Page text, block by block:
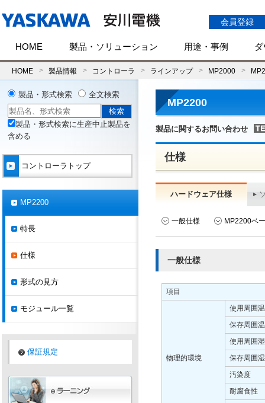
会員登録
HOME 製品・ソリューション 用途・事例
HOME 製品情報 コントローラ ラインアップ MP2000
MP2200
製品に関するお問い合わせ
仕様
ハードウェア仕様
一般仕様 MP2200ベ
一般仕様
項目
物理的環境
使用周囲
保存周囲
使用周囲
保存周囲
汚染度
耐腐食性
製品・形式検索 全文検索
製品・形式検索に生産中止製品を
含める
コントローラトップ
MP2200
特長
仕様
形式の見方
モジュール一覧
保証規定